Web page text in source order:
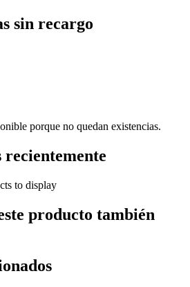
sin recargo
porque no quedan existencias.
recientemente
to display
producto también